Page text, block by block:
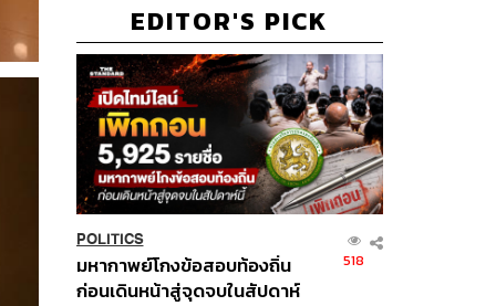
EDITOR'S PICK
POLITICS
มหากาพย์โกงข้อสอบท้องถิ่น
ก่อนเดินหน้าสู่จุดจบในสัปดาห์
518